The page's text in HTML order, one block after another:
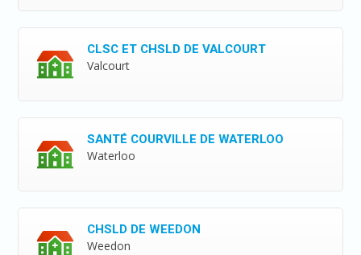
CLSC ET CHSLD DE VALCOURT
Valcourt
SANTÉ COURVILLE DE WATERLOO
Waterloo
CHSLD DE WEEDON
Weedon